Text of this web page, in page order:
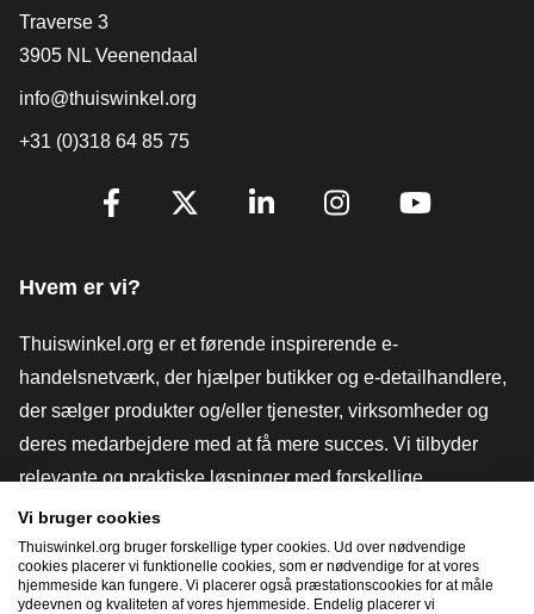
[_General:Contact]
Traverse 3
3905 NL Veenendaal
info@thuiswinkel.org
+31 (0)318 64 85 75
[_General:SocialMediaTitle]
Hvem er vi?
Thuiswinkel.org er et førende inspirerende e-
handelsnetværk, der hjælper butikker og e-detailhandlere,
der sælger produkter og/eller tjenester, virksomheder og
deres medarbejdere med at få mere succes. Vi tilbyder
relevante og praktiske løsninger med forskellige
tillidsmærker, Thuiswinkel-anmeldelser, juridiske værktøjer
og rådgivning, fortalervirksomhed, markedsundersøgelser
og har vores egen uddannelsesplatform, Thuiswinkel e-
Vi bruger cookies
Thuiswinkel.org bruger forskellige typer cookies. Ud over nødvendige
cookies placerer vi funktionelle cookies, som er nødvendige for at vores
hjemmeside kan fungere. Vi placerer også præstationscookies for at måle
ydeevnen og kvaliteten af ​​vores hjemmeside. Endelig placerer vi